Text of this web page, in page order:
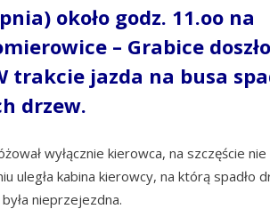
około godz. 11.oo na
– Grabice
trakcie jazda na busa
drzew.
wyłącznie kierowca, na szczęście
uległa kabina kierowcy, na którą spadło
nieprzejezdna.